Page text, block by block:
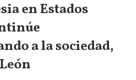
en Estados
a la sociedad,